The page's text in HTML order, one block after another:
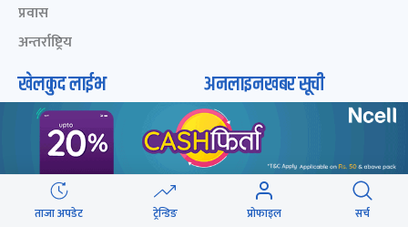
ताजा अपडेट ट्रेन्डिङ प्रोफाइल सर्च
प्रवास
अन्तर्राष्ट्रिय
खेलकुद लाईभ
एनपीएल २०८१
ICC Men T20 World Cup
2024
IPL 2024
अनलाइनखबर सूची
नेपालका ५० प्रभावशाली
महिला २०८२
नेपालका ५० प्रभावशाली
महिला २०८१
नेपालका ५० प्रभावशाली